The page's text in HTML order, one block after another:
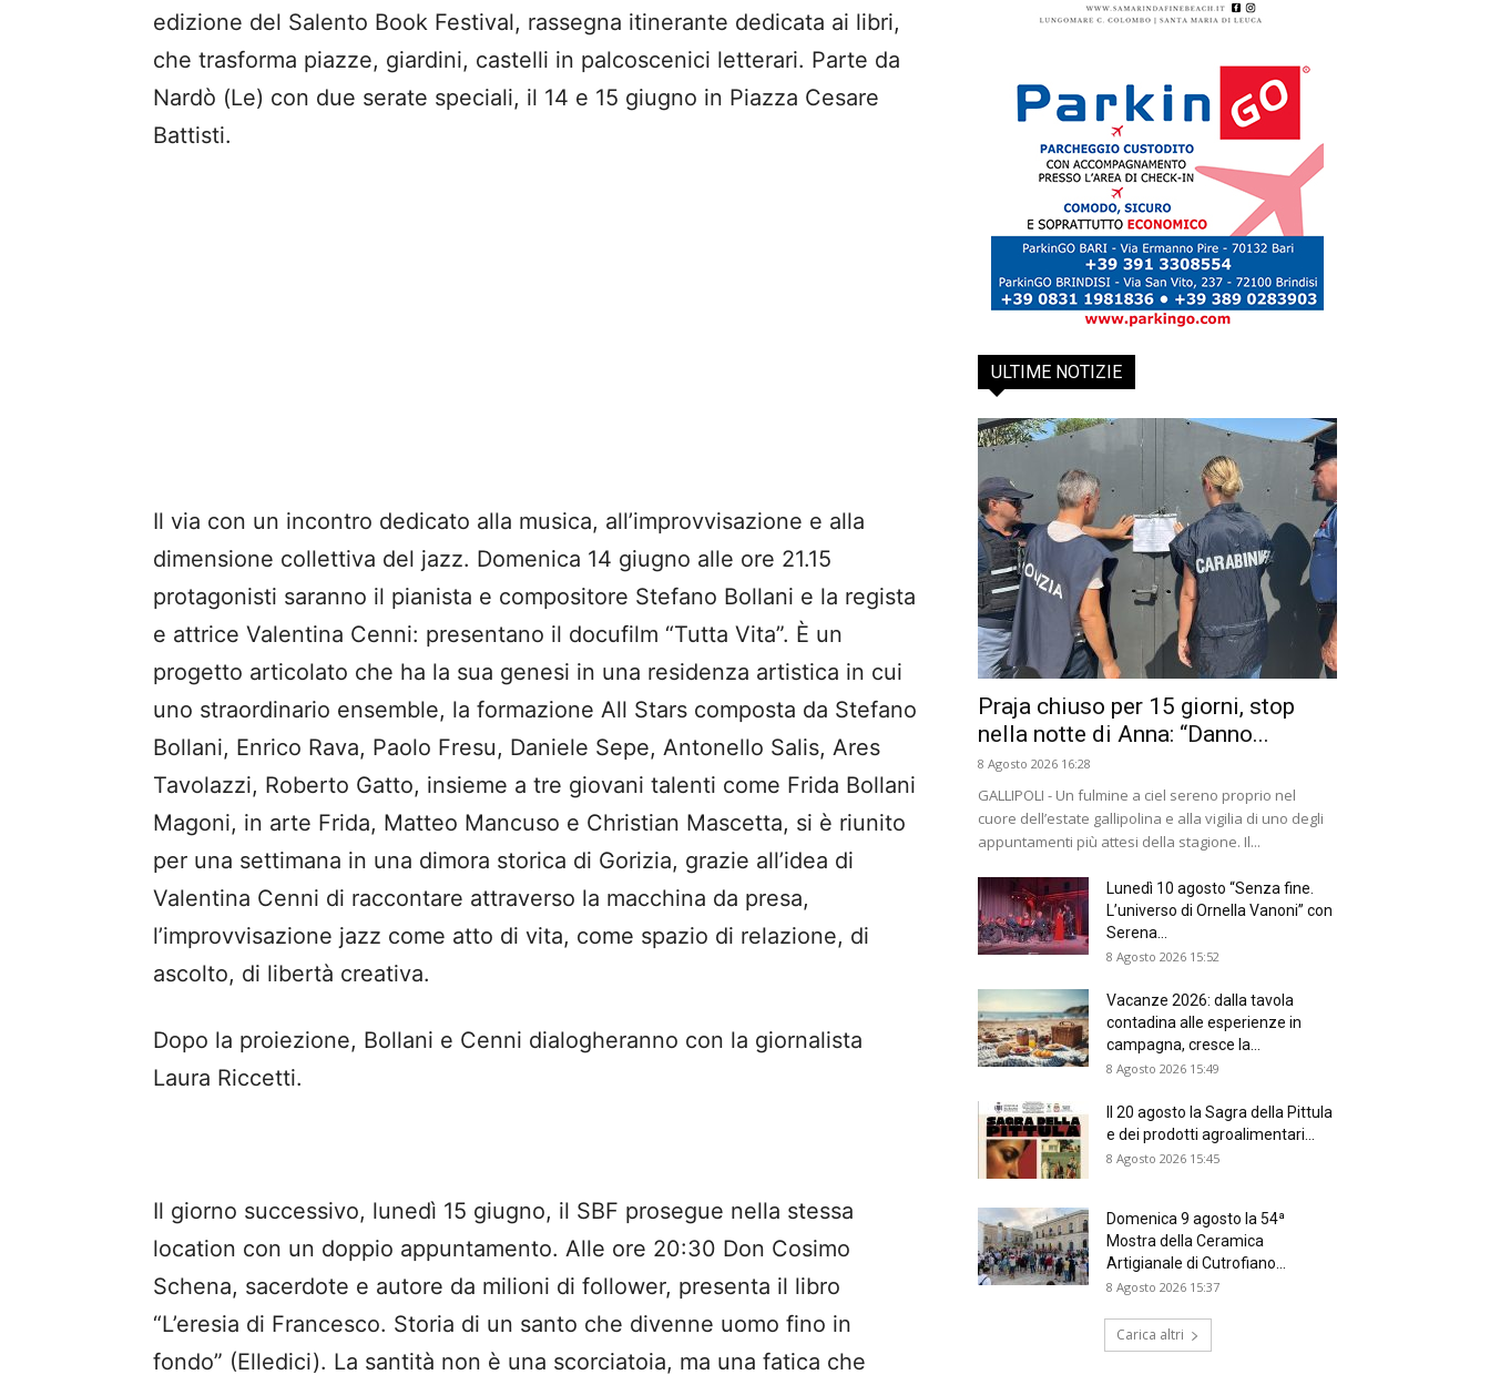
edizione del Salento Book Festival, rassegna itinerante dedicata ai libri,
che trasforma piazze, giardini, castelli in palcoscenici letterari. Parte da
Nardò (Le) con due serate speciali, il 14 e 15 giugno in Piazza Cesare
Battisti.
Il via con un incontro dedicato alla musica, all’improvvisazione e alla
dimensione collettiva del jazz. Domenica 14 giugno alle ore 21.15
protagonisti saranno il pianista e compositore Stefano Bollani e la regista
e attrice Valentina Cenni: presentano il docufilm “Tutta Vita”. È un
progetto articolato che ha la sua genesi in una residenza artistica in cui
uno straordinario ensemble, la formazione All Stars composta da Stefano
Bollani, Enrico Rava, Paolo Fresu, Daniele Sepe, Antonello Salis, Ares
Tavolazzi, Roberto Gatto, insieme a tre giovani talenti come Frida Bollani
Magoni, in arte Frida, Matteo Mancuso e Christian Mascetta, si è riunito
per una settimana in una dimora storica di Gorizia, grazie all’idea di
Valentina Cenni di raccontare attraverso la macchina da presa,
l’improvvisazione jazz come atto di vita, come spazio di relazione, di
ascolto, di libertà creativa.
Dopo la proiezione, Bollani e Cenni dialogheranno con la giornalista
Laura Riccetti.
Il giorno successivo, lunedì 15 giugno, il SBF prosegue nella stessa
location con un doppio appuntamento. Alle ore 20:30 Don Cosimo
Schena, sacerdote e autore da milioni di follower, presenta il libro
“L’eresia di Francesco. Storia di un santo che divenne uomo fino in
fondo” (Elledici). La santità non è una scorciatoia, ma una fatica che
ULTIME NOTIZIE
Praja chiuso per 15 giorni, stop
nella notte di Anna: “Danno...
8 Agosto 2026 16:28
GALLIPOLI - Un fulmine a ciel sereno proprio nel
cuore dell’estate gallipolina e alla vigilia di uno degli
appuntamenti più attesi della stagione. Il...
Lunedì 10 agosto “Senza fine.
L’universo di Ornella Vanoni” con
Serena...
8 Agosto 2026 15:52
Vacanze 2026: dalla tavola
contadina alle esperienze in
campagna, cresce la...
8 Agosto 2026 15:49
Il 20 agosto la Sagra della Pittula
e dei prodotti agroalimentari...
8 Agosto 2026 15:45
Domenica 9 agosto la 54ª
Mostra della Ceramica
Artigianale di Cutrofiano...
8 Agosto 2026 15:37
Carica altri